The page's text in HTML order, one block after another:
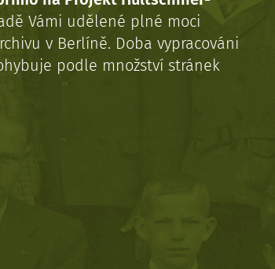
Vámi udělené plné moci
v Berlíně. Doba vypracováni
podle množství stránek